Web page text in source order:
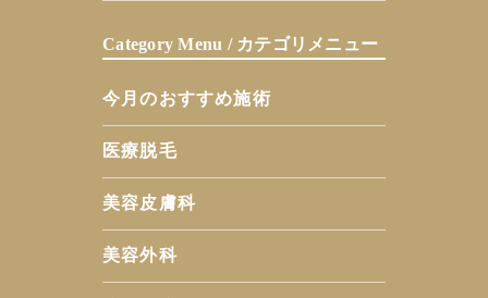
Category Menu / カテゴリメニュー
今月のおすすめ施術
医療脱毛
美容皮膚科
美容外科